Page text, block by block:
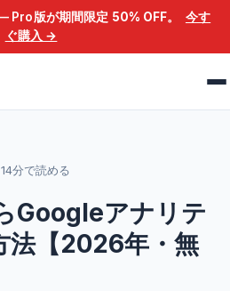
Pro版が期間限定 50% OFF。 今す
ぐ購入 →
14分で読める
Googleアナリテ
法【2026年・無